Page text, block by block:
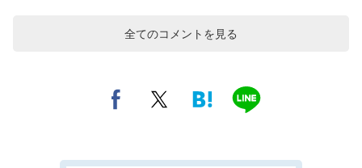
全てのコメントを見る